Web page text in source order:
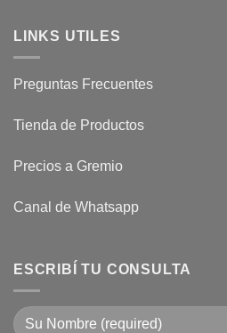
LINKS UTILES
Preguntas Frecuentes
Tienda de Productos
Precios a Gremio
Canal de Whatsapp
ESCRIBÍ TU CONSULTA